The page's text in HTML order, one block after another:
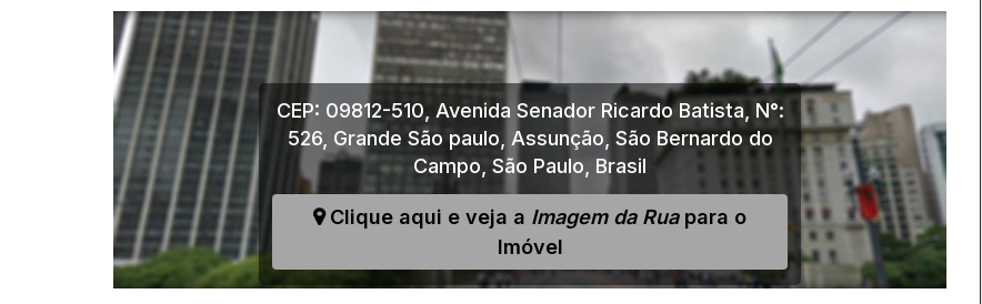
CEP: 09812-510 Avenida Senador Ricardo Batista N°:
526, Grande São paulo Assunção São Bernardo do
Campo São Paulo Brasil
Clique aqui e veja a Imagem da Ruapara o
Imóvel